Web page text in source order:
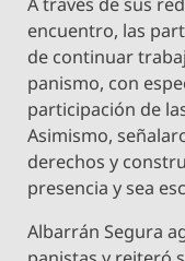
encuentro, las
de continuar
panismo, con
participación de
Asimismo,
derechos y
presencia y sea
Albarrán Segura